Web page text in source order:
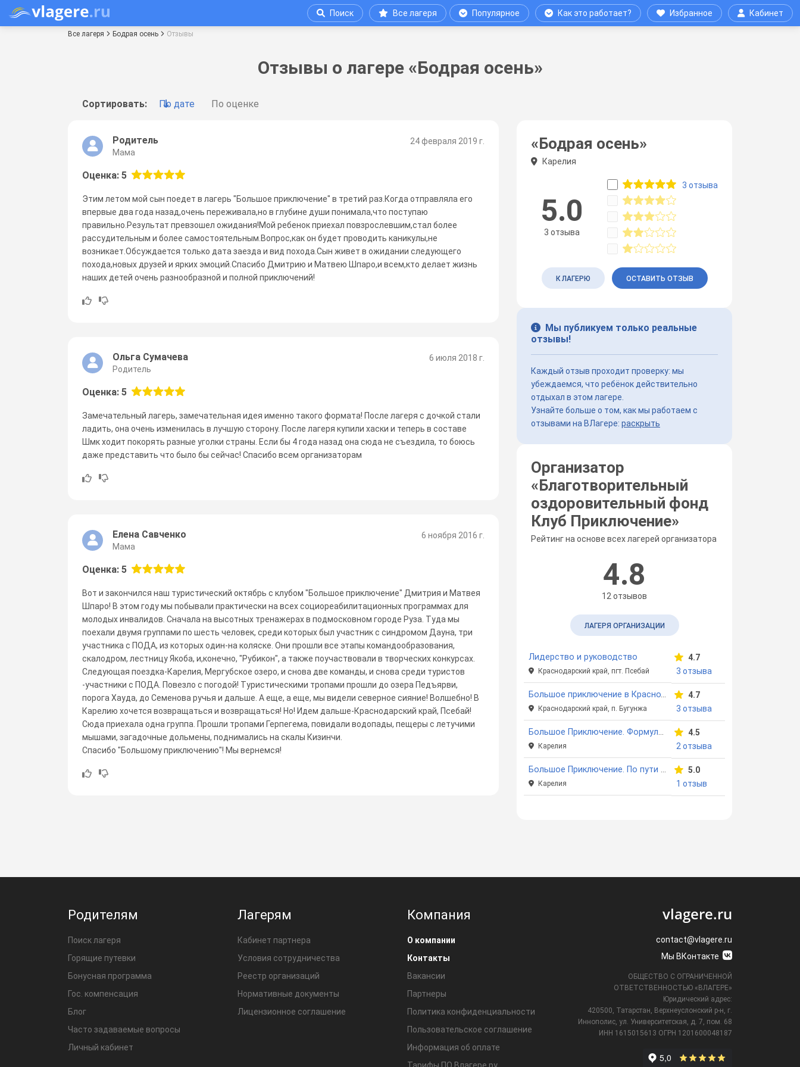
Поиск Все лагеря Популярное Как это работает? Избранное Кабинет
Все лагеря Бодрая осень Отзывы
Отзывы о лагере «Бодрая осень»
Сортировать: По дате По оценке
24 февраля 2019 г.
Родитель
Мама
Оценка: 5
Этим летом мой сын поедет в лагерь "Большое приключение" в третий раз.Когда отправляла его
впервые два года назад,очень переживала,но в глубине души понимала,что поступаю
правильно.Результат превзошел ожидания!Мой ребенок приехал повзрослевшим,стал более
рассудительным и более самостоятельным.Вопрос,как он будет проводить каникулы,не
возникает.Обсуждается только дата заезда и вид похода.Сын живет в ожидании следующего
похода,новых друзей и ярких эмоций.Спасибо Дмитрию и Матвею Шпаро,и всем,кто делает жизнь
наших детей очень разнообразной и полной приключений!
6 июля 2018 г.
Ольга Сумачева
Родитель
Оценка: 5
Замечательный лагерь, замечательная идея именно такого формата! После лагеря с дочкой стали
ладить, она очень изменилась в лучшую сторону. После лагеря купили хаски и теперь в составе
Шмк ходит покорять разные уголки страны. Если бы 4 года назад она сюда не съездила, то боюсь
даже представить что было бы сейчас! Спасибо всем организаторам
6 ноября 2016 г.
Елена Савченко
Мама
Оценка: 5
Вот и закончился наш туристический октябрь с клубом "Большое приключение" Дмитрия и Матвея
Шпаро! В этом году мы побывали практически на всех социореабилитационных программах для
молодых инвалидов. Сначала на высотных тренажерах в подмосковном городе Руза. Туда мы
поехали двумя группами по шесть человек, среди которых был участник с синдромом Дауна, три
участника с ПОДА, из которых один-на коляске. Они прошли все этапы командообразования,
скалодром, лестницу Якоба, и,конечно, "Рубикон", а также поучаствовали в творческих конкурсах.
Следующая поездка-Карелия, Мергубское озеро, и снова две команды, и снова среди туристов
-участники с ПОДА. Повезло с погодой! Туристическими тропами прошли до озера Педъярви,
порога Хауда, до Семенова ручья и дальше. А еще, а еще, мы видели северное сияние! Волшебно! В
Карелию хочется возвращаться и возвращаться! Но! Идем дальше-Краснодарский край, Псебай!
Сюда приехала одна группа. Прошли тропами Герпегема, повидали водопады, пещеры с летучими
мышами, загадочные дольмены, поднимались на скалы Кизинчи.
Спасибо "Большому приключению"! Мы вернемся!
«Бодрая осень»
Карелия
5.0
3 отзыва
3 отзыва
К ЛАГЕРЮ ОСТАВИТЬ ОТЗЫВ
Мы публикуем только реальные
отзывы!
Каждый отзыв проходит проверку: мы
убеждаемся, что ребёнок действительно
отдыхал в этом лагере.
Узнайте больше о том, как мы работаем с
отзывами на ВЛагере: раскрыть
Организатор
«Благотворительный
оздоровительный фонд
Клуб Приключение»
Рейтинг на основе всех лагерей организатора
4.8
12 отзывов
ЛАГЕРЯ ОРГАНИЗАЦИИ
Лидерство и руководство
Краснодарский край, пгт. Псебай
4.7
3 отзыва
Большое приключение в Краснодарском крае
Краснодарский край, п. Бугунжа
4.7
3 отзыва
Большое Приключение. Формула оптимизма. Весна
Карелия
4.5
2 отзыва
Большое Приключение. По пути с хаски
Карелия
5.0
1 отзыв
Родителям
Поиск лагеря
Горящие путевки
Бонусная программа
Гос. компенсация
Блог
Часто задаваемые вопросы
Личный кабинет
Лагерям
Кабинет партнера
Условия сотрудничества
Реестр организаций
Нормативные документы
Лицензионное соглашение
Компания
О компании
Контакты
Вакансии
Партнеры
Политика конфиденциальности
Пользовательское соглашение
Информация об оплате
Тарифы ПО Влагере.ру
vlagere.ru
contact@vlagere.ru
Мы ВКонтакте
ОБЩЕСТВО С ОГРАНИЧЕННОЙ
ОТВЕТСТВЕННОСТЬЮ «ВЛАГЕРЕ»
Юридический адрес:
420500, Татарстан, Верхнеуслонский р-н, г.
Иннополис, ул. Университетская,
д. 7, пом. 68
ИНН 1615015613 ОГРН 1201600048187